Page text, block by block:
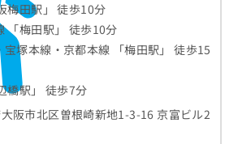
梅田駅」 徒歩10分
「梅田駅」 徒歩10分
宝塚本線・京都本線 「梅田駅」 徒歩15
橋駅」 徒歩7分
阪市北区曽根崎新地1-3-16 京富ビル2